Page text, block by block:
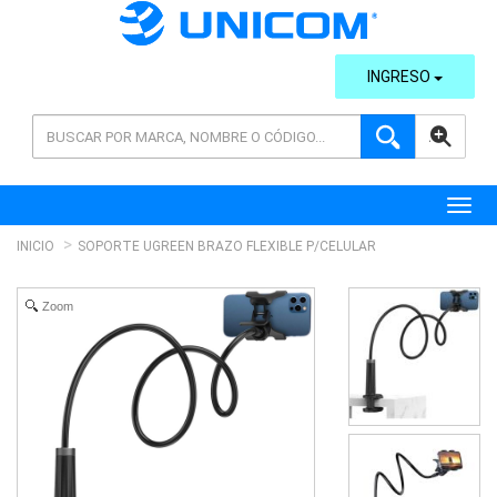
AVANZADA
INGRESO
INICIO SOPORTE UGREEN BRAZO FLEXIBLE P/CELULAR
Zoom